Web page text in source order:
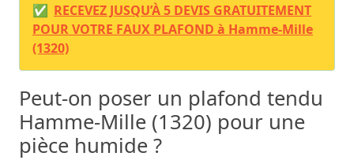
✅ RECEVEZ JUSQU’À 5 DEVIS GRATUITEMENT
POUR VOTRE FAUX PLAFOND à Hamme-Mille
(1320)
Peut-on poser un plafond tendu
Hamme-Mille (1320) pour une
pièce humide ?